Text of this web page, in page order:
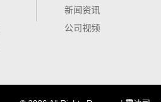
新闻资讯
公司视频